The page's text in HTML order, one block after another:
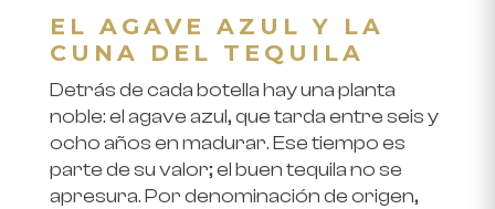
EL AGAVE AZUL Y LA
CUNA DEL TEQUILA
Detrás de cada botella hay una planta
noble: el agave azul, que tarda entre seis y
ocho años en madurar. Ese tiempo es
parte de su valor; el buen tequila no se
apresura. Por denominación de origen,